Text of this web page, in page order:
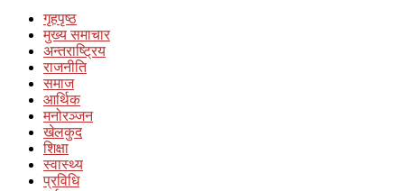
गृहपृष्ठ
मुख्य समाचार
अन्तराष्ट्रिय
राजनीति
समाज
आर्थिक
मनोरञ्जन
खेलकुद
शिक्षा
स्वास्थ्य
प्रविधि